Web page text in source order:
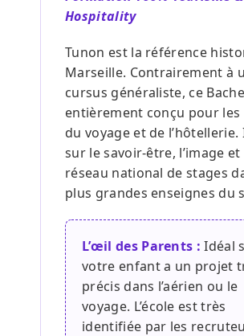
Hospitality
Tunon est la référence
Marseille. Contrairement à
cursus généraliste, ce
entièrement conçu pour
du voyage et de l’hôtellerie.
sur le savoir-être, l’image et
réseau national de stages
plus grandes enseignes du
L’œil des Parents : Idéal
votre enfant a un projet
précis dans l’aérien ou le
voyage. L’école est très
identifiée par les